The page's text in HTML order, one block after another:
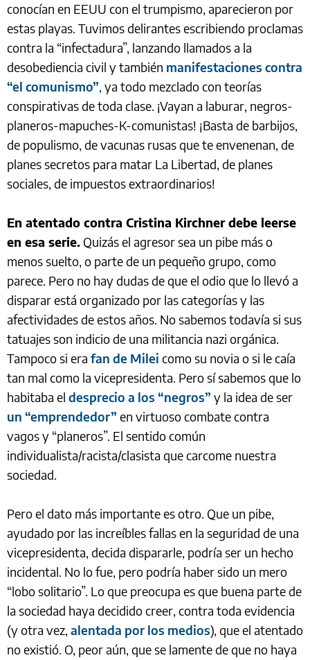
conocían en EEUU con el trumpismo, aparecieron por
estas playas. Tuvimos delirantes escribiendo proclamas
contra la “infectadura”, lanzando llamados a la
desobediencia civil y también manifestaciones contra
“el comunismo”, ya todo mezclado con teorías
conspirativas de toda clase. ¡Vayan a laburar, negros-
planeros-mapuches-K-comunistas! ¡Basta de barbijos,
de populismo, de vacunas rusas que te envenenan, de
planes secretos para matar La Libertad, de planes
sociales, de impuestos extraordinarios!
En atentado contra Cristina Kirchner debe leerse
en esa serie. Quizás el agresor sea un pibe más o
menos suelto, o parte de un pequeño grupo, como
parece. Pero no hay dudas de que el odio que lo llevó a
disparar está organizado por las categorías y las
afectividades de estos años. No sabemos todavía si sus
tatuajes son indicio de una militancia nazi orgánica.
Tampoco si era fan de Milei como su novia o si le caía
tan mal como la vicepresidenta. Pero sí sabemos que lo
habitaba el desprecio a los “negros” y la idea de ser
un “emprendedor” en virtuoso combate contra
vagos y “planeros”. El sentido común
individualista/racista/clasista que carcome nuestra
sociedad.
Pero el dato más importante es otro. Que un pibe,
ayudado por las increíbles fallas en la seguridad de una
vicepresidenta, decida dispararle, podría ser un hecho
incidental. No lo fue, pero podría haber sido un mero
“lobo solitario”. Lo que preocupa es que buena parte de
la sociedad haya decidido creer, contra toda evidencia
(y otra vez, alentada por los medios), que el atentado
no existió. O, peor aún, que se lamente de que no haya